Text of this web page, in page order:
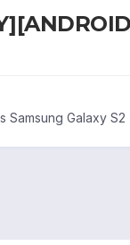
Samsung Galaxy